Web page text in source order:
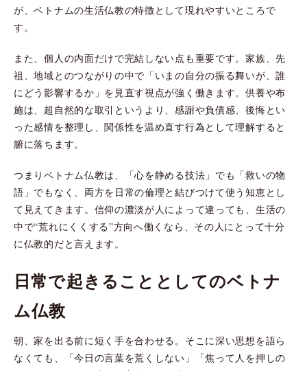
が、ベトナムの生活仏教の特徴として現れやすいところで
す。
また、個人の内面だけで完結しない点も重要です。家族、先
祖、地域とのつながりの中で「いまの自分の振る舞いが、誰
にどう影響するか」を見直す視点が強く働きます。供養や布
施は、超自然的な取引というより、感謝や負債感、後悔とい
った感情を整理し、関係性を温め直す行為として理解すると
腑に落ちます。
つまりベトナム仏教は、「心を静める技法」でも「救いの物
語」でもなく、両方を日常の倫理と結びつけて使う知恵とし
て見えてきます。信仰の濃淡が人によって違っても、生活の
中で“荒れにくくする”方向へ働くなら、その人にとって十分
に仏教的だと言えます。
日常で起きることとしてのベトナ
ム仏教
朝、家を出る前に短く手を合わせる。そこに深い思想を語ら
なくても、「今日の言葉を荒くしない」「焦って人を押しの